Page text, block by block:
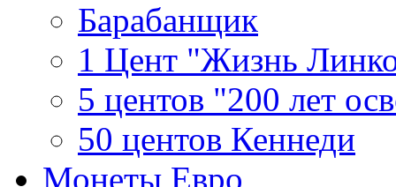
Барабанщик
1 Цент "Жизнь
5 центов "200 лет
50 центов Кеннеди
Монеты Евро